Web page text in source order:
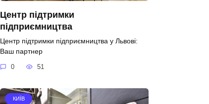
Центр підтримки
підприємництва
Центр підтримки підприємництва у Львові:
Ваш партнер
0 51
КИЇВ